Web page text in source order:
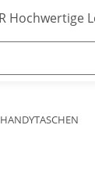
HANDYTASCHEN